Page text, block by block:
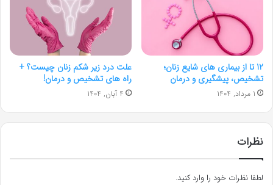
12 تا از بیماری های شایع زنان؛
تشخیص، پیشگیری و درمان
1 مرداد, 1404
علت درد زیر شکم زنان چیست؟ +
راه های تشخیص و درمان!
4 آبان, 1404
نظرات
لطفا نظرات خود را وارد کنید.